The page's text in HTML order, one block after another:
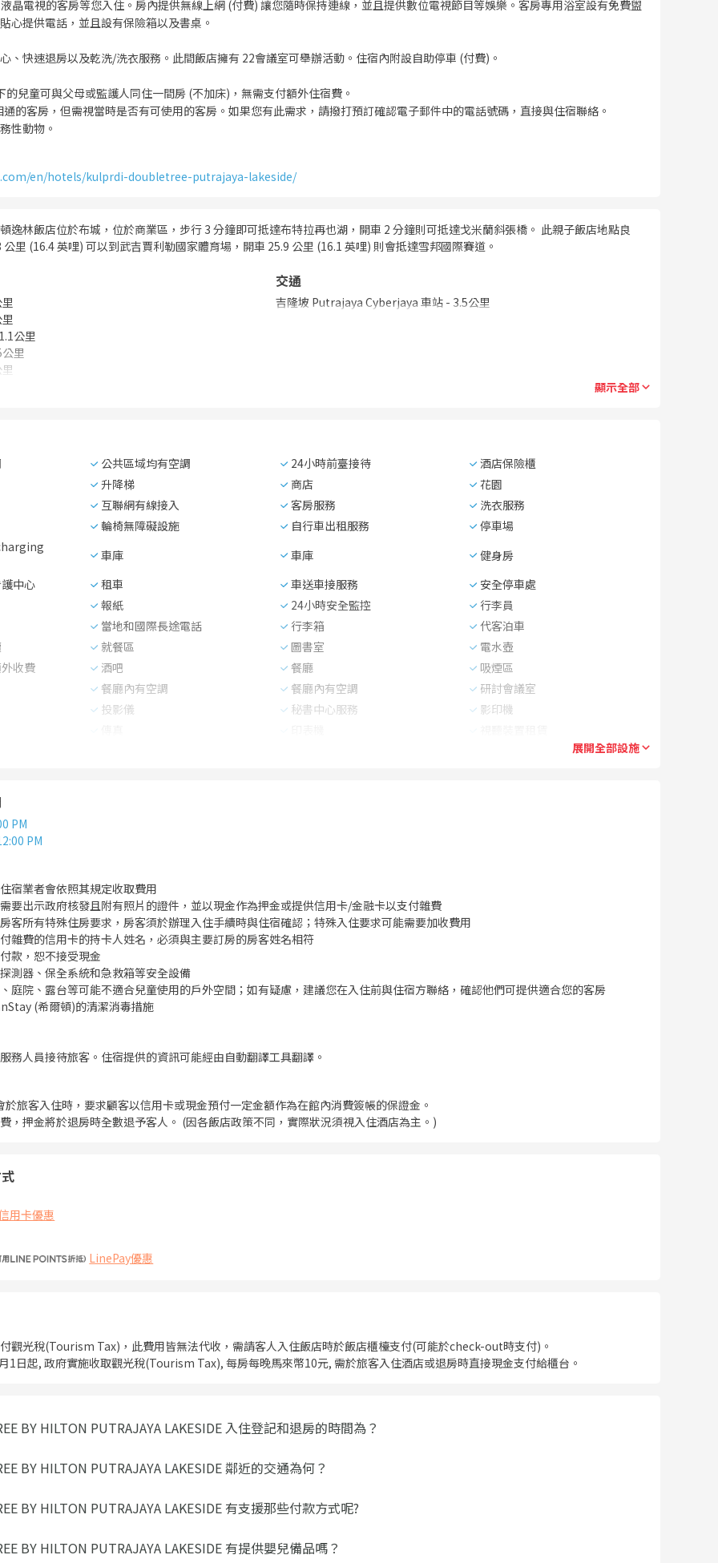
晶電視的客房等您入住。房內提供無線上網 (付費) 讓您隨時保持連線，並且提供數位電視節目等娛樂。客房專用浴室設有免費盥
心提供電話，並且設有保險箱以及書桌。
、快速退房以及乾洗/洗衣服務。此間飯店擁有 22會議室可舉辦活動。住宿內附設自助停車 (付費)。
的兒童可與父母或監護人同住一間房 (不加床)，無需支付額外住宿費。
的客房，但需視當時是否有可使用的客房。如果您有此需求，請撥打預訂確認電子郵件中的電話號碼，直接與住宿聯絡。
性動物。
en/hotels/kulprdi-doubletree-putrajaya-lakeside/
逸林飯店位於布城，位於商業區，步行 3 分鐘即可抵達布特拉再也湖，開車 2 分鐘則可抵達戈米蘭斜張橋。 此親子飯店地點良
里 (16.4 英哩) 可以到武吉賈利勒國家體育場，開車 25.9 公里 (16.1 英哩) 則會抵達雪邦國際賽道。
公里
里
交通
吉隆坡 Putrajaya Cyberjaya 車站 - 3.5公里
顯示全部
公共區域均有空調 24小時前臺接待
酒店保險櫃
升降梯
商店
花園
互聯網有線接入
客房服務
洗衣服務
輪椅無障礙設施
自行車出租服務
停車場
車庫 車庫
健身房
中心
租車 車送車接服務
安全停車處
報紙
24小時安全監控
行李員
當地和國際長途電話
行李箱
代客泊車
就餐區 圖書室
電水壺
收費
酒吧 餐廳
吸煙區
餐廳內有空調
餐廳內有空調
研討會議室
投影儀
秘書中心服務
影印機
展開全部設施
PM
PM
宿業者會依照其規定收取費用
要出示政府核發且附有照片的證件，並以現金作為押金或提供信用卡/金融卡以支付雜費
客所有特殊住房要求，房客須於辦理入住手續時與住宿確認；特殊入住要求可能需要加收費用
雜費的信用卡的持卡人姓名，必須與主要訂房的房客姓名相符
款，恕不接受現金
測器、保全系統和急救箱等安全設備
庭院、露台等可能不適合兒童使用的戶外空間；如有疑慮，建議您在入住前與住宿方聯絡，確認他們可提供適合您的客房
(希爾頓)的清潔消毒措施
務人員接待旅客。住宿提供的資訊可能經由自動翻譯工具翻譯。
旅客入住時，要求顧客以信用卡或現金預付一定金額作為在館內消費簽帳的保證金。
，押金將於退房時全數退予客人。 (因各飯店政策不同，實際狀況須視入住酒店為主。)
用卡優惠
LinePay優惠
觀光稅(Tourism Tax)，此費用皆無法代收，需請客人入住飯店時於飯店櫃檯支付(可能於check-out時支付)。
1日起, 政府實施收取觀光稅(Tourism Tax), 每房每晚馬來幣10元, 需於旅客入住酒店或退房時直接現金支付給櫃台。
BY HILTON PUTRAJAYA LAKESIDE 入住登記和退房的時間為？
BY HILTON PUTRAJAYA LAKESIDE 鄰近的交通為何？
BY HILTON PUTRAJAYA LAKESIDE 有支援那些付款方式呢?
BY HILTON PUTRAJAYA LAKESIDE 有提供嬰兒備品嗎？